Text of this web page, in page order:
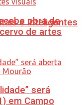
e Inteligentes
obra de
de artes
será
em Campo